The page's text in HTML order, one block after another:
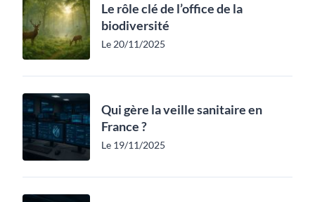
Le rôle clé de l’office de la
biodiversité
Le 20/11/2025
Qui gère la veille sanitaire en
France ?
Le 19/11/2025